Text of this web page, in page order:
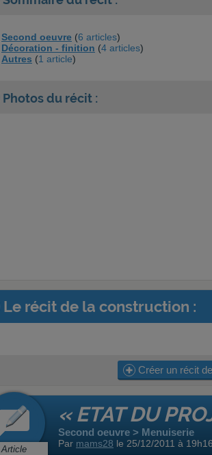
Second oeuvre (6 articles)
Décoration - finition (4 articles)
Autres (1 article)
Photos du récit :
Le récit de la construction :
Créer un récit
Article
« ETAT DU
Second oeuvre > Menuiserie
Par mams28 le 25/12/2011 à 19h16